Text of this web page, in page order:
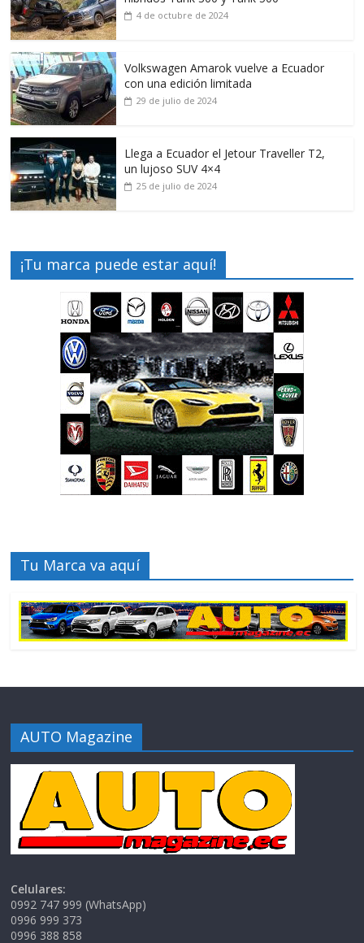
4 de octubre de 2024
Volkswagen Amarok vuelve a Ecuador
con una edición limitada
29 de julio de 2024
Llega a Ecuador el Jetour Traveller T2,
un lujoso SUV 4×4
25 de julio de 2024
¡Tu marca puede estar aquí!
Tu Marca va aquí
AUTO Magazine
Celulares:
0992 747 999 (WhatsApp)
0996 999 373
0996 388 858